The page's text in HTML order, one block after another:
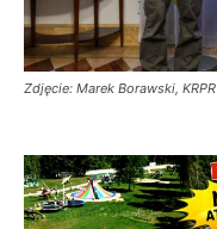
Zdjęcie: Marek Borawski, KRPR